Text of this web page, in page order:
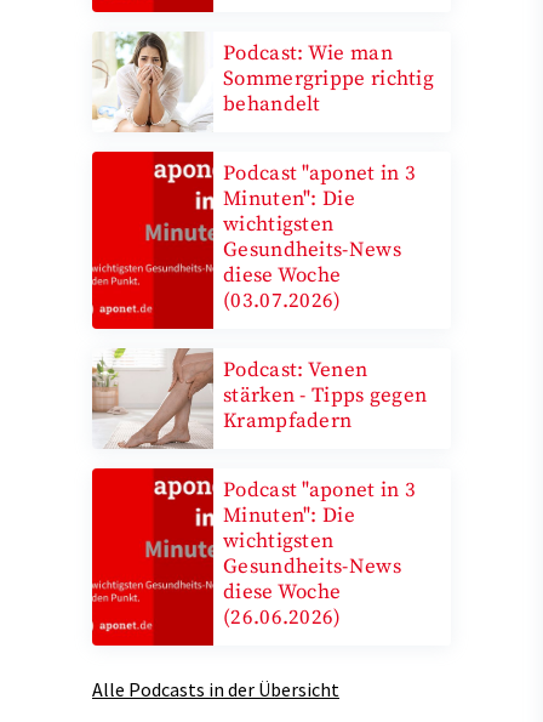
Podcast: Wie man
Sommergrippe richtig
behandelt
Podcast "aponet in 3
Minuten": Die
wichtigsten
Gesundheits-News
diese Woche
(03.07.2026)
Podcast: Venen
stärken - Tipps gegen
Krampfadern
Podcast "aponet in 3
Minuten": Die
wichtigsten
Gesundheits-News
diese Woche
(26.06.2026)
Alle Podcasts in der Übersicht